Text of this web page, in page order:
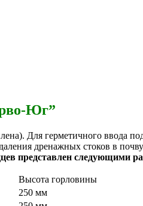
Юг”
Для герметичного ввода
дренажных стоков в
представлен следующими
Высота горловины
250 мм